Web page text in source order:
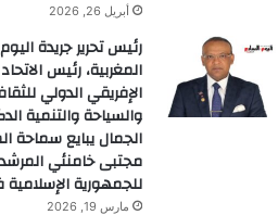
أبريل 26, 2026
رئيس تحرير جريدة
المغربية، رئيس
الإفريقي الدولي
والسياحة والتنمية
الجمال يبايع سماحة
مجتبى خامنئي
للجمهورية الإسلامية
مارس 19, 2026